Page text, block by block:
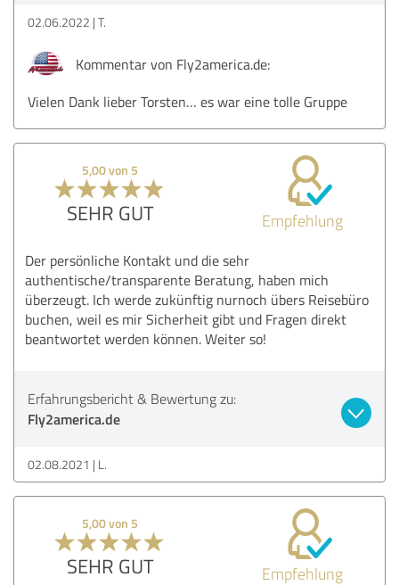
02.06.2022 T.
Kommentar von Fly2america.de:
Vielen Dank lieber Torsten… es war eine tolle Gruppe
5,00 von 5
SEHR GUT Empfehlung
Der persönliche Kontakt und die sehr
authentische/transparente Beratung, haben mich
überzeugt. Ich werde zukünftig nurnoch übers Reisebüro
buchen, weil es mir Sicherheit gibt und Fragen direkt
beantwortet werden können. Weiter so!
Erfahrungsbericht & Bewertung zu:
Fly2america.de
02.08.2021 L.
5,00 von 5
SEHR GUT Empfehlung